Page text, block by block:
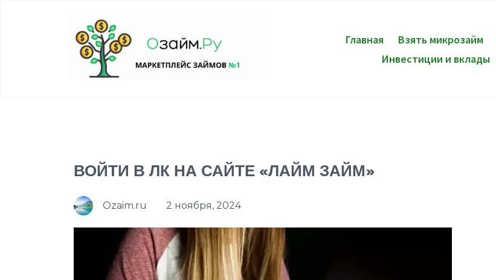
Главная Взять микрозайм
Инвестиции и вклады
ВОЙТИ В ЛК НА САЙТЕ «ЛАЙМ ЗАЙМ»
Ozaim.ru 2 ноября, 2024